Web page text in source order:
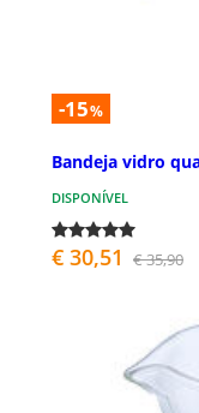
-15%
Bandeja vidro
DISPONÍVEL
€ 30,51 € 35,90